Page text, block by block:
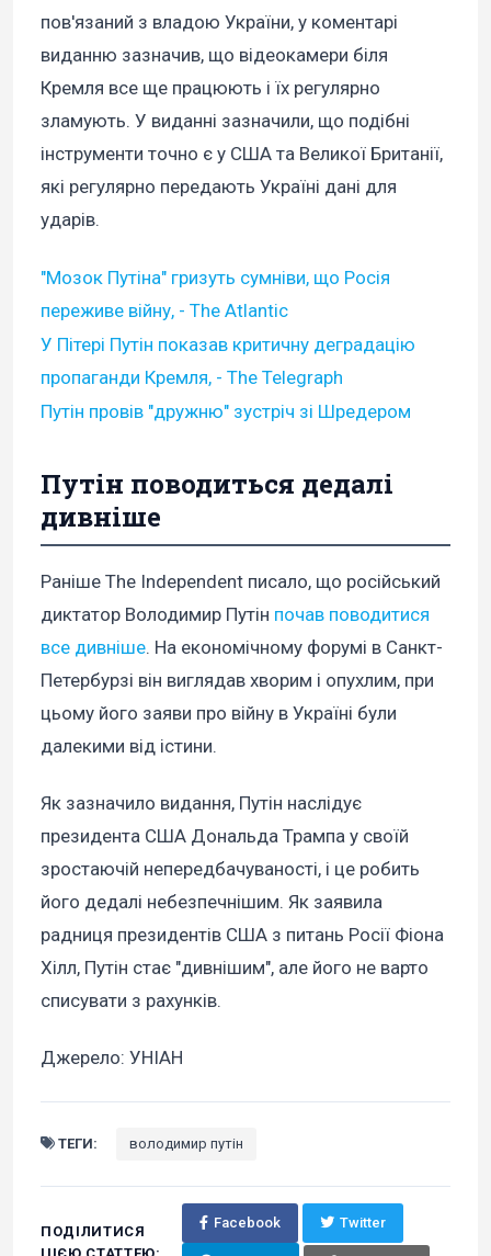
пов'язаний з владою України, у коментарі
виданню зазначив, що відеокамери біля
Кремля все ще працюють і їх регулярно
зламують. У виданні зазначили, що подібні
інструменти точно є у США та Великої Британії,
які регулярно передають Україні дані для
ударів.
"Мозок Путіна" гризуть сумніви, що Росія
переживе війну, - The Atlantic
У Пітері Путін показав критичну деградацію
пропаганди Кремля, - The Telegraph
Путін провів "дружню" зустріч зі Шредером
Путін поводиться дедалі
дивніше
Раніше The Independent писало, що російський
диктатор Володимир Путін почав поводитися
все дивніше. На економічному форумі в Санкт-
Петербурзі він виглядав хворим і опухлим, при
цьому його заяви про війну в Україні були
далекими від істини.
Як зазначило видання, Путін наслідує
президента США Дональда Трампа у своїй
зростаючій непередбачуваності, і це робить
його дедалі небезпечнішим. Як заявила
радниця президентів США з питань Росії Фіона
Хілл, Путін стає "дивнішим", але його не варто
списувати з рахунків.
Джерело: УНІАН
ТЕГИ: володимир путін
ПОДІЛИТИСЯ
Facebook Twitter